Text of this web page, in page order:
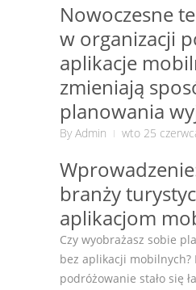
Nowoczesne
w organizacji
aplikacje
zmieniają
planowania
ByAdmin wto 25
branży
aplikacjom
Czy wyobrażasz sobie
bez aplikacji mobilnych?
podróżowanie stało się